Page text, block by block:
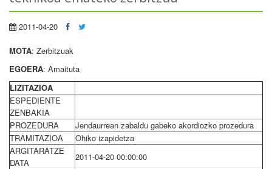
2011-04-20
MOTA: Zerbitzuak
EGOERA: Amaituta
LIZITAZIOA
ESPEDIENTE
ZENBAKIA
PROZEDURA
Jendaurrean zabaldu gabeko akordiozko prozedura
TRAMITAZIOA
Ohiko izapidetza
ARGITARATZE
DATA
2011-04-20 00:00:00